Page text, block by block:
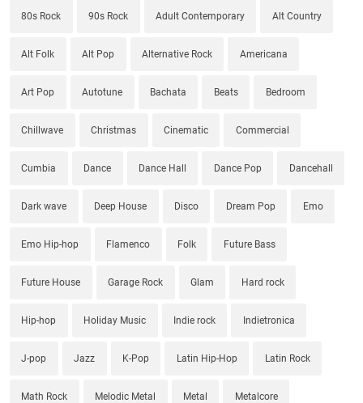
80s Rock 90s Rock Adult Contemporary Alt Country
Alt Folk Alt Pop Alternative Rock Americana
Art Pop Autotune Bachata Beats Bedroom
Chillwave Christmas Cinematic Commercial
Cumbia Dance Dance Hall Dance Pop Dancehall
Dark wave Deep House Disco Dream Pop Emo
Emo Hip-hop Flamenco Folk Future Bass
Future House Garage Rock Glam Hard rock
Hip-hop Holiday Music Indie rock Indietronica
J-pop Jazz K-Pop Latin Hip-Hop Latin Rock
Math Rock Melodic Metal Metal Metalcore